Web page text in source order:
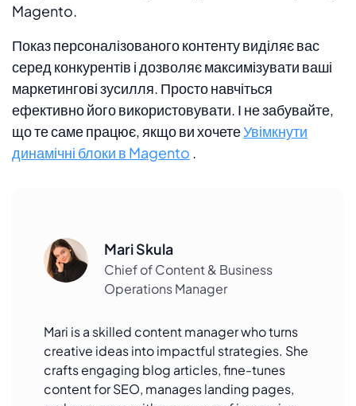
Magento.
Показ персоналізованого контенту виділяє вас
серед конкурентів і дозволяє максимізувати ваші
маркетингові зусилля. Просто навчіться
ефективно його використовувати. І не забувайте,
що те саме працює, якщо ви хочетеУвімкнути
динамічні блоки в Magento .
Mari Skula
Chief of Content & Business
Operations Manager
Mari is a skilled content manager who turns
creative ideas into impactful strategies. She
crafts engaging blog articles, fine-tunes
content for SEO, manages landing pages,